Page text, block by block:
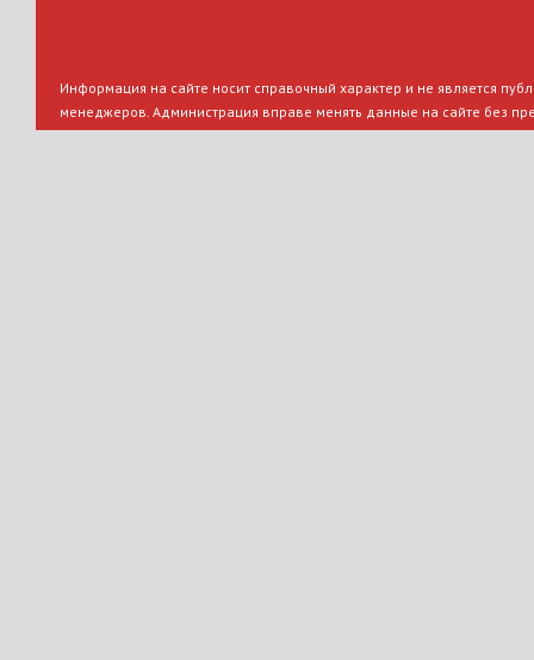
Информация на сайте носит справочный характер и не является
менеджеров. Администрация вправе менять данные на сайте без